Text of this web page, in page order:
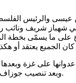
عيسى والرئيس
شهباز شريف
عمان بدر البوسعيدي، في 13 تشرين
على غزة
وبعد تنصيب جوزاف عون رئيساً للبلاد ونواف سلام رئيسا للوزراء.